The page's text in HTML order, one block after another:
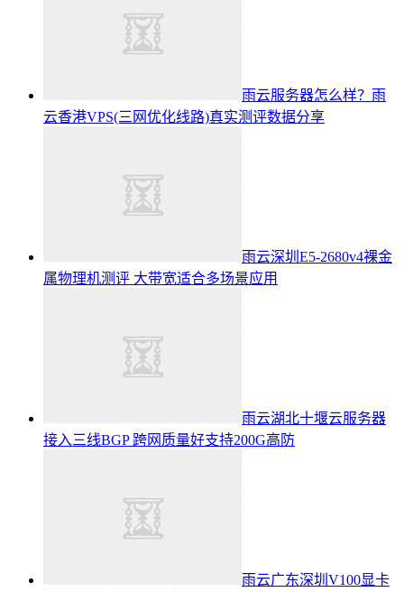
雨云服务器怎么样？雨
云香港VPS(三网优化线路)真实测评数据分享
雨云深圳E5-2680v4裸金
属物理机测评 大带宽适合多场景应用
雨云湖北十堰云服务器
接入三线BGP 跨网质量好支持200G高防
雨云广东深圳V100显卡